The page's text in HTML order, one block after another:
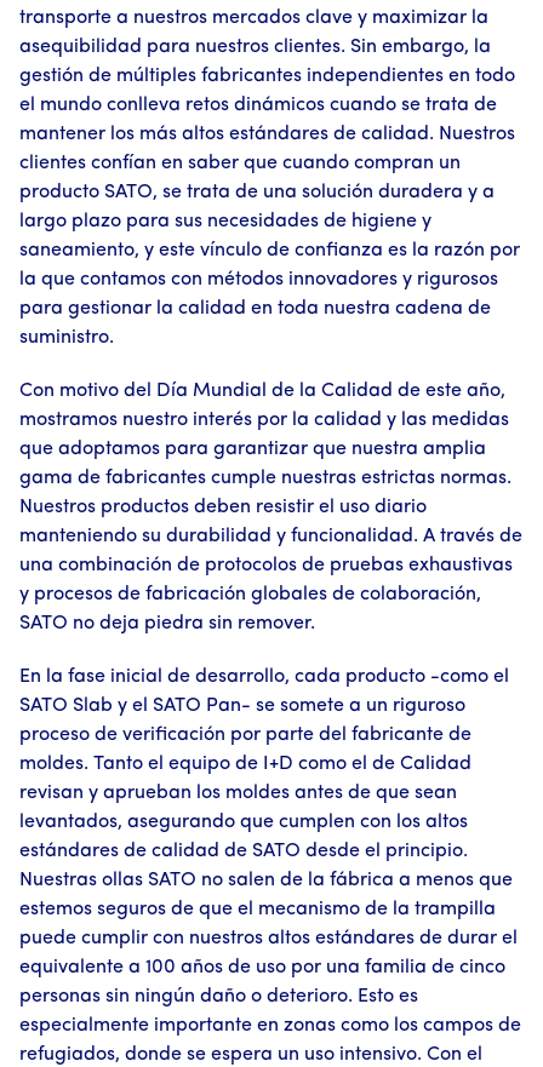
transporte a nuestros mercados clave y maximizar la
asequibilidad para nuestros clientes. Sin embargo, la
gestión de múltiples fabricantes independientes en todo
el mundo conlleva retos dinámicos cuando se trata de
mantener los más altos estándares de calidad. Nuestros
clientes confían en saber que cuando compran un
producto SATO, se trata de una solución duradera y a
largo plazo para sus necesidades de higiene y
saneamiento, y este vínculo de confianza es la razón por
la que contamos con métodos innovadores y rigurosos
para gestionar la calidad en toda nuestra cadena de
suministro.
Con motivo del Día Mundial de la Calidad de este año,
mostramos nuestro interés por la calidad y las medidas
que adoptamos para garantizar que nuestra amplia
gama de fabricantes cumple nuestras estrictas normas.
Nuestros productos deben resistir el uso diario
manteniendo su durabilidad y funcionalidad. A través de
una combinación de protocolos de pruebas exhaustivas
y procesos de fabricación globales de colaboración,
SATO no deja piedra sin remover.
En la fase inicial de desarrollo, cada producto -como el
SATO Slab y el SATO Pan- se somete a un riguroso
proceso de verificación por parte del fabricante de
moldes. Tanto el equipo de I+D como el de Calidad
revisan y aprueban los moldes antes de que sean
levantados, asegurando que cumplen con los altos
estándares de calidad de SATO desde el principio.
Nuestras ollas SATO no salen de la fábrica a menos que
estemos seguros de que el mecanismo de la trampilla
puede cumplir con nuestros altos estándares de durar el
equivalente a 100 años de uso por una familia de cinco
personas sin ningún daño o deterioro. Esto es
especialmente importante en zonas como los campos de
refugiados, donde se espera un uso intensivo. Con el